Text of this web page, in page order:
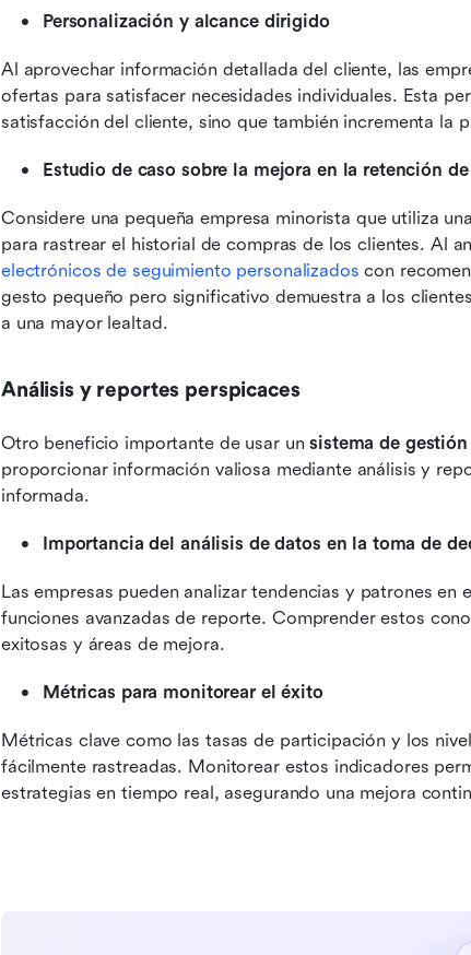
Personalización y alcance dirigido
Al aprovechar información detallada del cliente, las
ofertas para satisfacer necesidades individuales. Esta
satisfacción del cliente, sino que también incrementa la
Estudio de caso sobre la mejora en la retención
Considere una pequeña empresa minorista que utiliza una
para rastrear el historial de compras de los clientes. Al
electrónicos de seguimiento personalizados con
gesto pequeño pero significativo demuestra a los
a una mayor lealtad.
Análisis y reportes perspicaces
Otro beneficio importante de usar un sistema de
proporcionar información valiosa mediante análisis y
informada.
Importancia del análisis de datos en la toma de
Las empresas pueden analizar tendencias y patrones
funciones avanzadas de reporte. Comprender estos
exitosas y áreas de mejora.
Métricas para monitorear el éxito
Métricas clave como las tasas de participación y los
fácilmente rastreadas. Monitorear estos indicadores
estrategias en tiempo real, asegurando una mejora